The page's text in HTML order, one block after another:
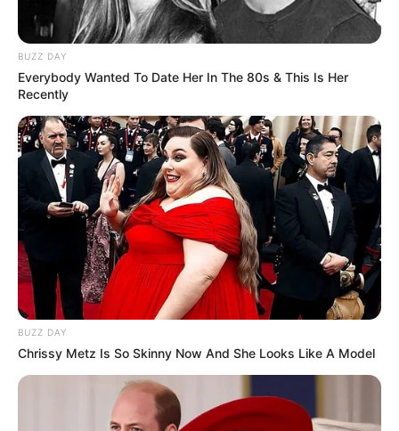
BUZZ DAY
Everybody Wanted To Date Her In The 80s & This Is Her
Recently
BUZZ DAY
Chrissy Metz Is So Skinny Now And She Looks Like A Model